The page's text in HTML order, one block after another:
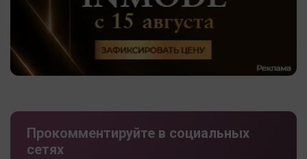
Прокомментируйте в социальных
сетях